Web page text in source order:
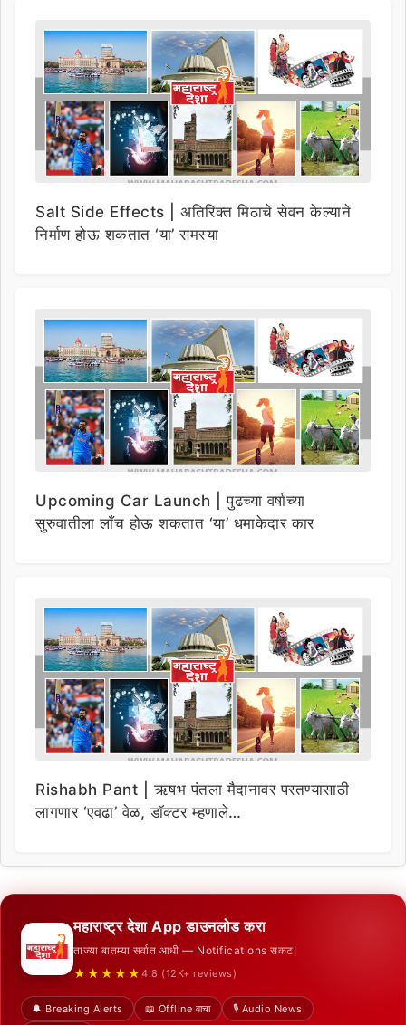
Salt Side Effects | अतिरिक्त मिठाचे सेवन केल्याने
निर्माण होऊ शकतात ‘या’ समस्या
Upcoming Car Launch | पुढच्या वर्षाच्या
सुरुवातीला लाँच होऊ शकतात ‘या’ धमाकेदार कार
Rishabh Pant | ऋषभ पंतला मैदानावर परतण्यासाठी
लागणार ‘एवढा’ वेळ, डॉक्टर म्हणाले…
महाराष्ट्र देशा App डाउनलोड करा
ताज्या बातम्या सर्वात आधी — Notifications सकट!
★★★★★ 4.8 (12K+ reviews)
🔔 Breaking Alerts 📖 Offline वाचा
🎙️ Audio News